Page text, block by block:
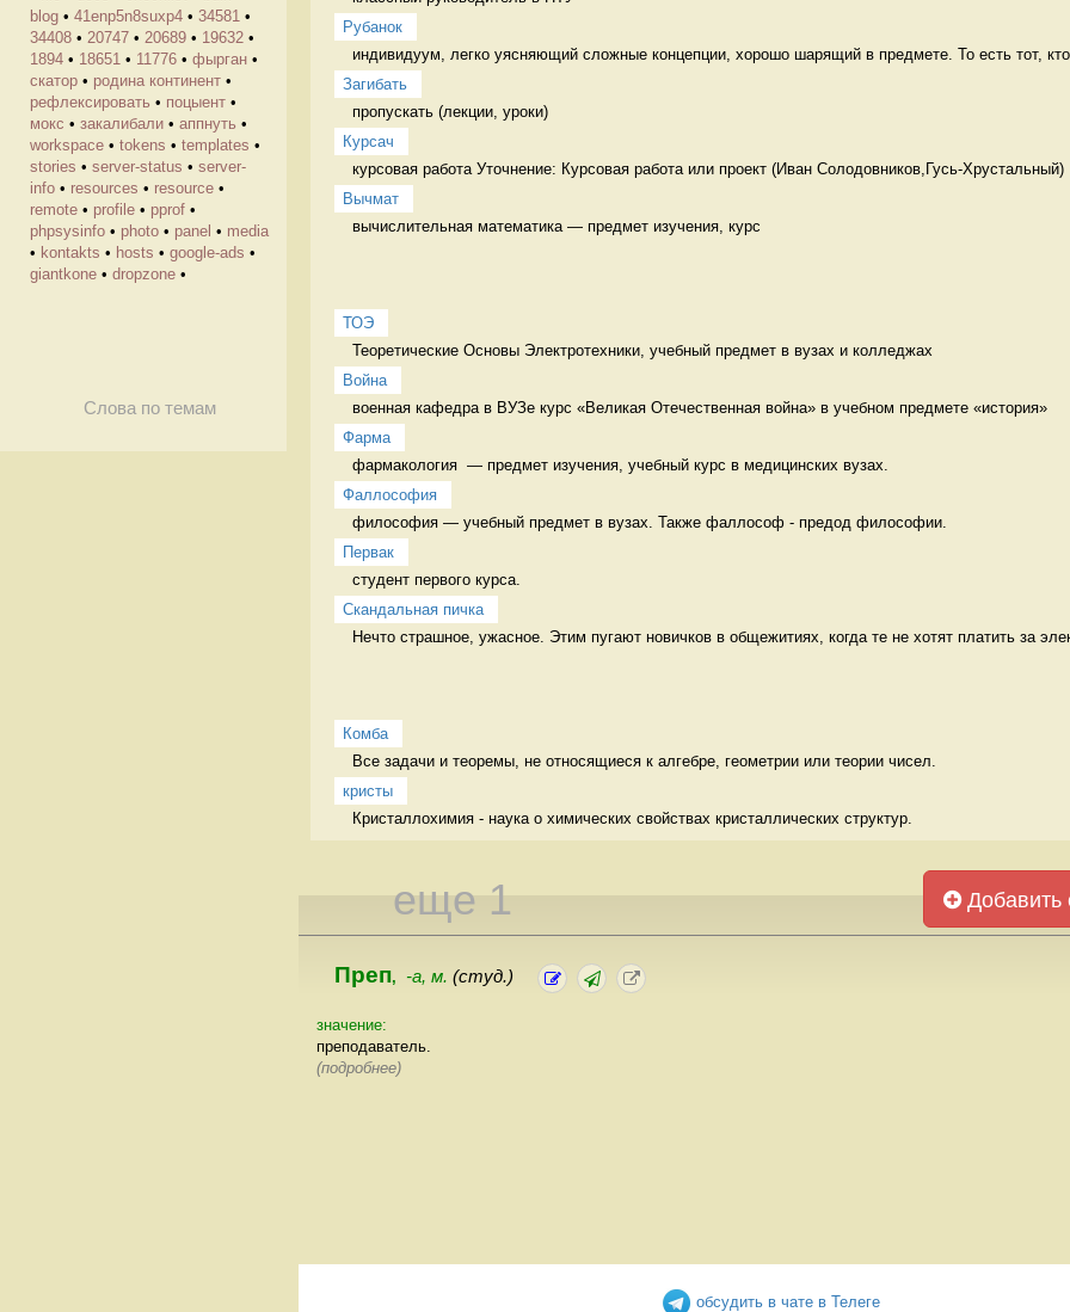
blog • 41enp5n8suxp4 • 34581 •
34408 • 20747 • 20689 • 19632 •
1894 • 18651 • 11776 • фырган •
скатор • родина континент •
рефлексировать • поцыент •
мокс • закалибали • аппнуть •
workspace • tokens • templates •
stories • server-status • server-
info • resources • resource •
remote • profile • pprof •
phpsysinfo • photo • panel • media
• kontakts • hosts • google-ads •
giantkone • dropzone •
Слова по темам
Рубанок
индивидуум, легко уясняющий сложные концепции, хорошо шарящий в предмете. То есть тот,
Загибать
пропускать (лекции, уроки)
Курсач
курсовая работа Уточнение: Курсовая работа или проект (Иван Солодовников,Гусь-Хрустальный)
Вычмат
вычислительная математика — предмет изучения, курс
ТОЭ
Теоретические Основы Электротехники, учебный предмет в вузах и колледжах
Война
военная кафедра в ВУЗе курс «Великая Отечественная война» в учебном предмете «история»
Фарма
фармакология  — предмет изучения, учебный курс в медицинских вузах.
Фаллософия
философия — учебный предмет в вузах. Также фаллософ - предод философии.
Первак
студент первого курса.
Скандальная пичка
Нечто страшное, ужасное. Этим пугают новичков в общежитиях, когда те не хотят платить за
Комба
Все задачи и теоремы, не относящиеся к алгебре, геометрии или теории чисел.
кристы
Кристаллохимия - наука о химических свойствах кристаллических структур.
еще 1 Добавить
Преп, -а, м. (студ.)
значение:
преподаватель.
(подробнее)
обсудить в чате в Телеге